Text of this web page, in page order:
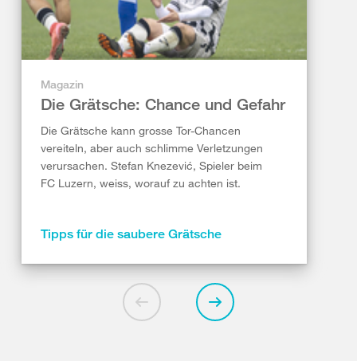
Magazin
Die Grätsche: Chance und Gefahr
Die Grätsche kann grosse Tor-Chancen
vereiteln, aber auch schlimme Verletzungen
verursachen. Stefan Knezević, Spieler beim
FC Luzern, weiss, worauf zu achten ist.
Tipps für die saubere Grätsche